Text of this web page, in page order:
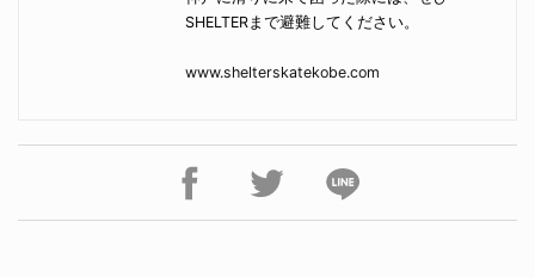
SHELTERまで避難してください。
www.shelterskatekobe.com